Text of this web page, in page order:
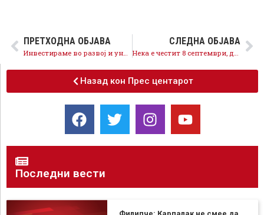
ПРЕТХОДНА ОБЈАВА
Инвестираме во развој и унапредување на инфраструктурата во општина Чаир
СЛЕДНА ОБЈАВА
Нека е честит 8 септември, денес ја живееме демократијата и слободата како држава членка на НАТО
Назад кон Прес центарот
Последни вести